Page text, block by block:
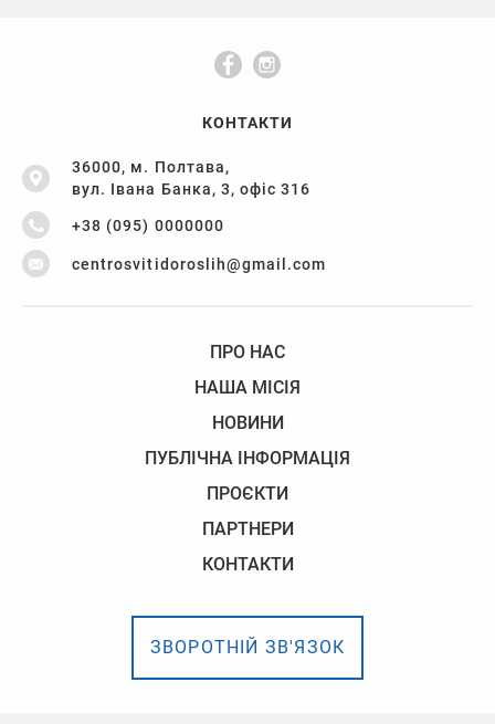
КОНТАКТИ
36000, м. Полтава,
вул. Івана Банка, 3, офіс 316
+38 (095) 0000000
centrosvitidoroslih@gmail.com
ПРО НАС
НАША МІСІЯ
НОВИНИ
ПУБЛІЧНА ІНФОРМАЦІЯ
ПРОЄКТИ
ПАРТНЕРИ
КОНТАКТИ
ЗВОРОТНІЙ ЗВ'ЯЗОК